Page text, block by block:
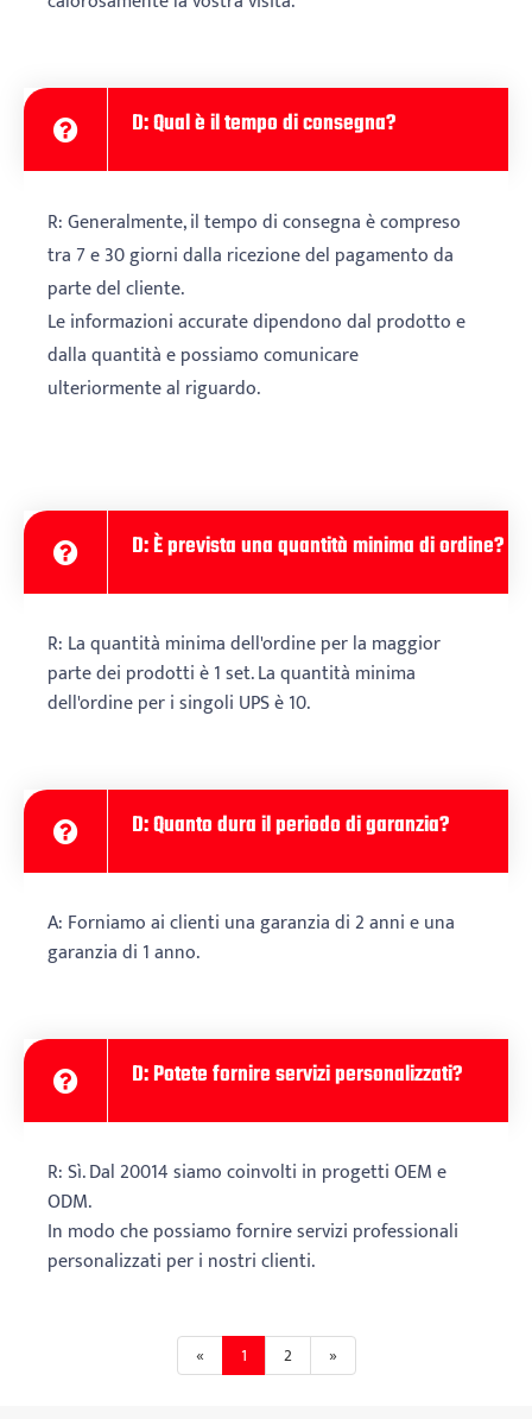
D: Qual è il tempo di consegna?
R: Generalmente, il tempo di consegna è compreso
tra 7 e 30 giorni dalla ricezione del pagamento da
parte del cliente.
Le informazioni accurate dipendono dal prodotto e
dalla quantità e possiamo comunicare
ulteriormente al riguardo.
D: È prevista una quantità minima di ordine?
R: La quantità minima dell'ordine per la maggior
parte dei prodotti è 1 set. La quantità minima
dell'ordine per i singoli UPS è 10.
D: Quanto dura il periodo di garanzia?
A: Forniamo ai clienti una garanzia di 2 anni e una
garanzia di 1 anno.
D: Potete fornire servizi personalizzati?
R: Sì. Dal 20014 siamo coinvolti in progetti OEM e
ODM.
In modo che possiamo fornire servizi professionali
personalizzati per i nostri clienti.
« 1 2 »